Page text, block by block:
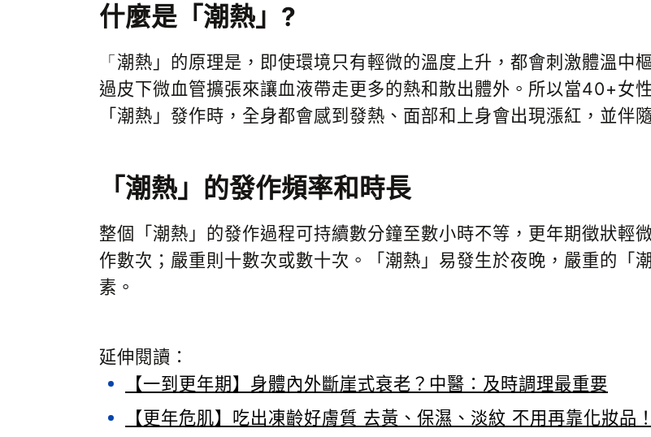
什麼是「潮熱」?
「潮熱」的原理是，即使環境只有輕微的溫度上升，都會刺激體溫中
過皮下微血管擴張來讓血液帶走更多的熱和散出體外。所以當40+女
「潮熱」發作時，全身都會感到發熱、面部和上身會出現漲紅，並伴
「潮熱」的發作頻率和時長
整個「潮熱」的發作過程可持續數分鐘至數小時不等，更年期徵狀輕
作數次；嚴重則十數次或數十次。「潮熱」易發生於夜晚，嚴重的「
素。
延伸閱讀：
【一到更年期】身體內外斷崖式衰老？中醫：及時調理最重要
【更年危肌】吃出凍齡好膚質 去黃、保濕、淡紋 不用再靠化妝品！